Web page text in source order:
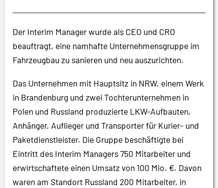
Der Interim Manager wurde als CEO und CRO
beauftragt, eine namhafte Unternehmensgruppe im
Fahrzeugbau zu sanieren und neu auszurichten.
Das Unternehmen mit Hauptsitz in NRW, einem Werk
in Brandenburg und zwei Tochterunternehmen in
Polen und Russland produzierte LKW-Aufbauten,
Anhänger, Auflieger und Transporter für Kurier- und
Paketdienstleister. Die Gruppe beschäftigte bei
Eintritt des Interim Managers 750 Mitarbeiter und
erwirtschaftete einen Umsatz von 100 Mio. €. Davon
waren am Standort Russland 200 Mitarbeiter, in